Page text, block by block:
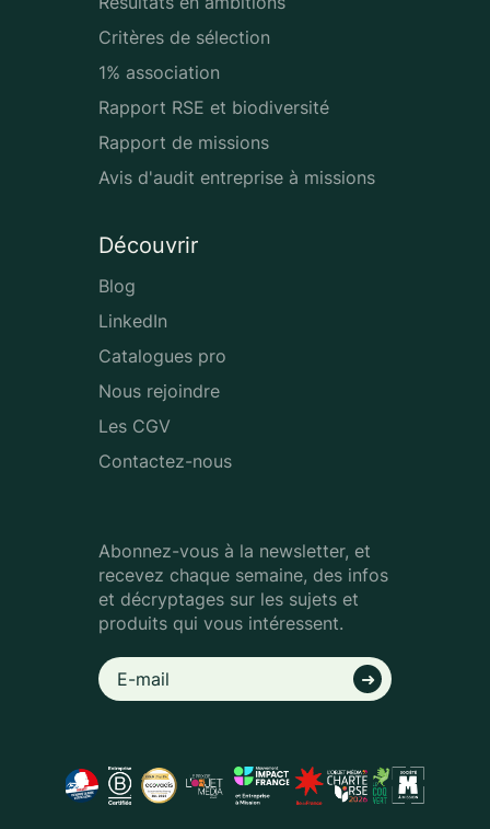
Critères de sélection
1% association
Rapport RSE et biodiversité
Rapport de missions
Avis d'audit entreprise à missions
Découvrir
Blog
LinkedIn
Catalogues pro
Nous rejoindre
Les CGV
Contactez-nous
Abonnez-vous à la newsletter, et
recevez chaque semaine, des infos
et décryptages sur les sujets et
produits qui vous intéressent.